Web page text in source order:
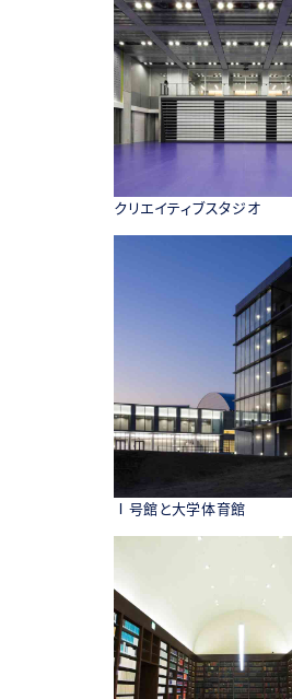
クリエイティブスタジオ
Ⅰ号館と大学体育館